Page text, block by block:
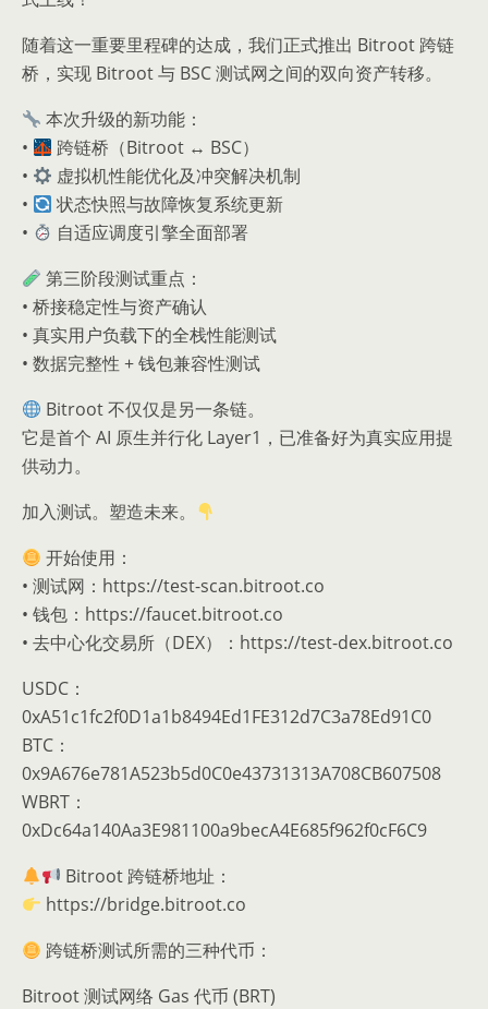
随着这一重要里程碑的达成，我们正式推出 Bitroot 跨链
桥，实现 Bitroot 与 BSC 测试网之间的双向资产转移。
本次升级的新功能：
•
跨链桥（Bitroot ↔️ BSC）
•
虚拟机性能优化及冲突解决机制
•
状态快照与故障恢复系统更新
•
自适应调度引擎全面部署
第三阶段测试重点：
• 桥接稳定性与资产确认
• 真实用户负载下的全栈性能测试
• 数据完整性 + 钱包兼容性测试
Bitroot 不仅仅是另一条链。
它是首个 AI 原生并行化 Layer1，已准备好为真实应用提
供动力。
加入测试。塑造未来。
开始使用：
• 测试网：https://test-scan.bitroot.co
• 钱包：https://faucet.bitroot.co
• 去中心化交易所（DEX）：https://test-dex.bitroot.co
USDC：
0xA51c1fc2f0D1a1b8494Ed1FE312d7C3a78Ed91C0
BTC：
0x9A676e781A523b5d0C0e43731313A708CB607508
WBRT：
0xDc64a140Aa3E981100a9becA4E685f962f0cF6C9
Bitroot 跨链桥地址：
https://bridge.bitroot.co
跨链桥测试所需的三种代币：
Bitroot 测试网络 Gas 代币 (BRT)